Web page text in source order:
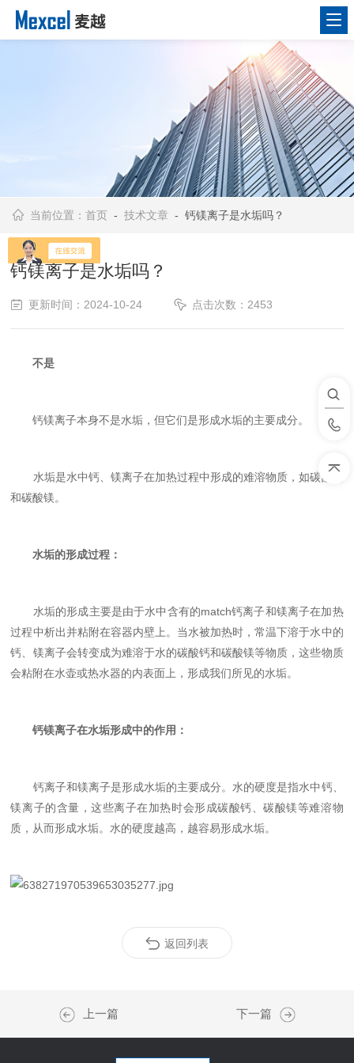
当前位置：首页 -技术文章 - 钙镁离子是水垢吗？
钙镁离子是水垢吗？
更新时间：2024-10-24 点击次数：2453
不是
钙镁离子本身不是水垢，但它们是形成水垢的主要成分。
水垢是水中钙、镁离子在加热过程中形成的难溶物质，如‌碳酸钙
和碳酸镁。‌
水垢的形成过程：
水垢的形成主要是由于水中含有的match钙离子和镁离子在加热
过程中析出并粘附在容器内壁上。当水被加热时，常温下溶于水中的
钙、镁离子会转变成为难溶于水的碳酸钙和碳酸镁等物质，这些物质
会粘附在水壶或热水器的内表面上，形成我们所见的水垢。
钙镁离子在水垢形成中的作用：
钙离子和镁离子是形成水垢的主要成分。水的硬度是指水中钙、
镁离子的含量，这些离子在加热时会形成碳酸钙、碳酸镁等难溶物
质，从而形成水垢。水的硬度越高，越容易形成水垢。
返回列表
上一篇 下一篇